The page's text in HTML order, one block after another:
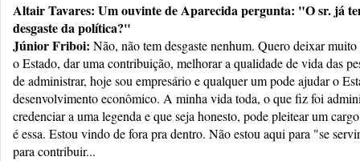
Altair Tavares: Um ouvinte de Aparecida pergunta: "O sr. já
desgaste da política?"
Júnior Friboi: Não, não tem desgaste nenhum. Quero deixar
o Estado, dar uma contribuição, melhorar a qualidade de vida das
de administrar, hoje sou empresário e qualquer um pode ajudar o
desenvolvimento econômico. A minha vida toda, o que fiz foi
credenciar a uma legenda e que seja honesto, pode pleitear um
é essa. Estou vindo de fora pra dentro. Não estou aqui para "se
para contribuir...